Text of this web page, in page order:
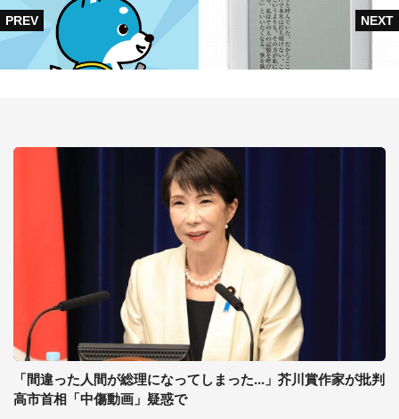
「間違った人間が総理になってしまった...」芥川賞作家が批判
高市首相「中傷動画」疑惑で